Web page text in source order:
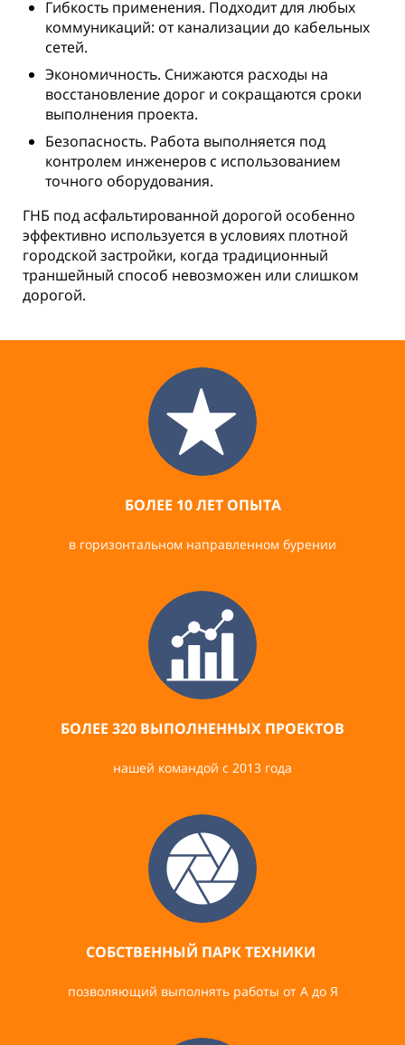
Гибкость применения. Подходит для любых
коммуникаций: от канализации до кабельных
сетей.
Экономичность. Снижаются расходы на
восстановление дорог и сокращаются сроки
выполнения проекта.
Безопасность. Работа выполняется под
контролем инженеров с использованием
точного оборудования.
ГНБ под асфальтированной дорогой особенно
эффективно используется в условиях плотной
городской застройки, когда традиционный
траншейный способ невозможен или слишком
дорогой.
БОЛЕЕ 10 ЛЕТ ОПЫТА
в горизонтальном направленном бурении
БОЛЕЕ 320 ВЫПОЛНЕННЫХ ПРОЕКТОВ
нашей командой с 2013 года
СОБСТВЕННЫЙ ПАРК ТЕХНИКИ
позволяющий выполнять работы от А до Я